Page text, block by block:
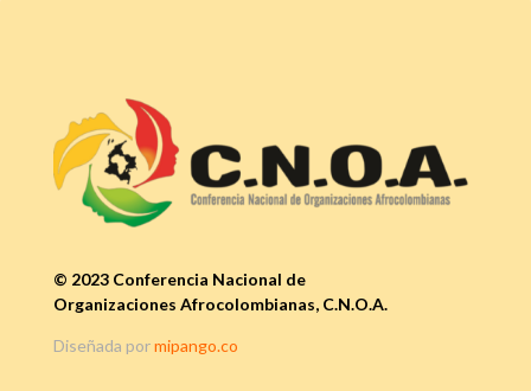
© 2023 Conferencia Nacional de
Organizaciones Afrocolombianas, C.N.O.A.
Diseñada pormipango.co